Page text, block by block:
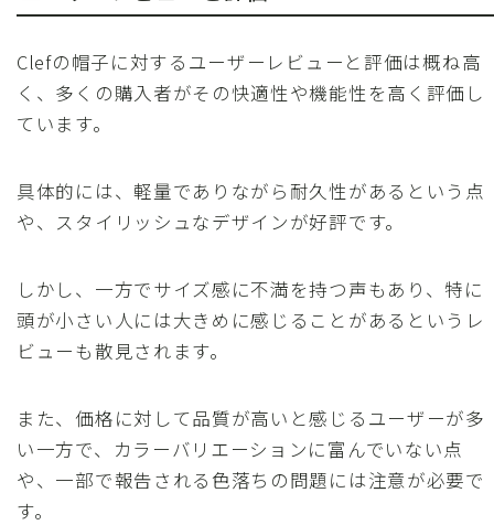
Clefの帽子に対するユーザーレビューと評価は概ね高
く、多くの購入者がその快適性や機能性を高く評価し
ています。
具体的には、軽量でありながら耐久性があるという点
や、スタイリッシュなデザインが好評です。
しかし、一方でサイズ感に不満を持つ声もあり、特に
頭が小さい人には大きめに感じることがあるというレ
ビューも散見されます。
また、価格に対して品質が高いと感じるユーザーが多
い一方で、カラーバリエーションに富んでいない点
や、一部で報告される色落ちの問題には注意が必要で
す。